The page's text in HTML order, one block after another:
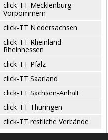
click-TT Mecklenburg-
Vorpommern
click-TT Niedersachsen
click-TT Rheinland-
Rheinhessen
click-TT Pfalz
click-TT Saarland
click-TT Sachsen-Anhalt
click-TT Thüringen
click-TT restliche Verbände